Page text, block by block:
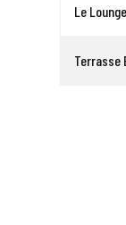
Le Lounge
Terrasse